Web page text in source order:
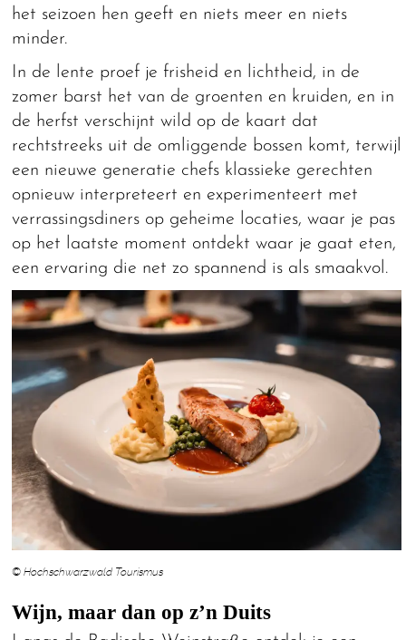
het seizoen hen geeft en niets meer en niets
minder.
In de lente proef je frisheid en lichtheid, in de
zomer barst het van de groenten en kruiden, en in
de herfst verschijnt wild op de kaart dat
rechtstreeks uit de omliggende bossen komt, terwijl
een nieuwe generatie chefs klassieke gerechten
opnieuw interpreteert en experimenteert met
verrassingsdiners op geheime locaties, waar je pas
op het laatste moment ontdekt waar je gaat eten,
een ervaring die net zo spannend is als smaakvol.
© Hochschwarzwald Tourismus
Wijn, maar dan op z’n Duits